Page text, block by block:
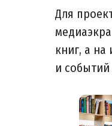
Для
книг, а
и